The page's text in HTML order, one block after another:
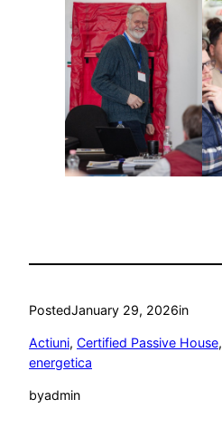
PostedJanuary 29, 2026in
Actiuni, Certified Passive House,
energetica
byadmin